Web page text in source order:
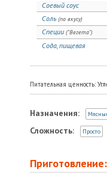
Соевый соус
Соль (по вкусу)
Специи ("Вегета")
Сода, пищевая
Питательная ценность:
Назначения:
Сложность:
Просто
Приготовление: